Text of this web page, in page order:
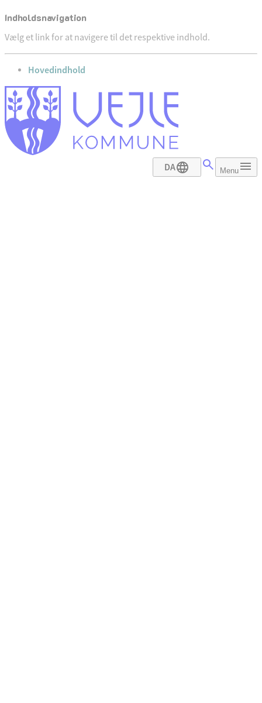
Indholdsnavigation
Vælg et link for at navigere til det respektive indhold.
gå til
Hovedindhold
DA Menu